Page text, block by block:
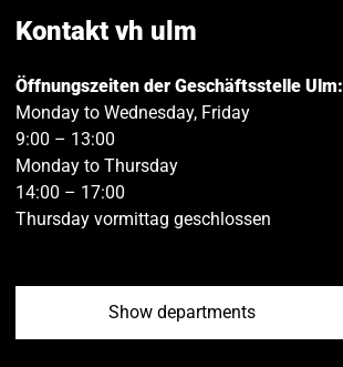
Kontakt vh ulm
Öffnungszeiten der Geschäftsstelle Ulm:
Monday to Wednesday, Friday
9:00 – 13:00
Monday to Thursday
14:00 – 17:00
Thursday vormittag geschlossen
Show departments